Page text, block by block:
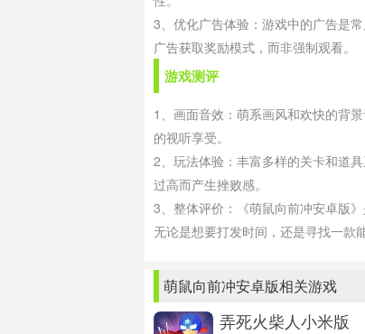
3、优化广告体验：游戏中的广告是
广告获取奖励模式，而非强制观看。
游戏测评
1、画面音效：萌系画风和欢快的背
的视听享受。
2、玩法体验：丰富多样的关卡和道
过高而产生挫败感。
3、整体评价：《萌鼠向前冲安卓版
无论是想要打发时间，还是寻找一款
萌鼠向前冲安卓版相关游戏
弄死火柴人小米版